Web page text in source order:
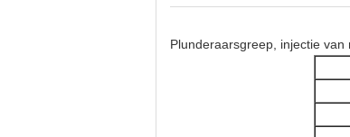
Plunderaarsgreep, injectie